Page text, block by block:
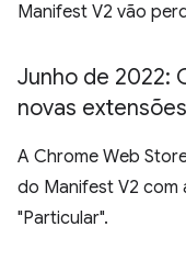
Manifest V2 vão
Junho de 2022:
novas
A Chrome Web
do Manifest V2 com
"Particular".